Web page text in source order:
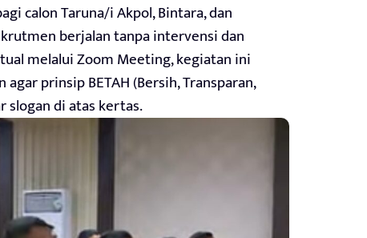
calon Taruna/i Akpol, Bintara, dan
berjalan tanpa intervensi dan
melalui Zoom Meeting, kegiatan ini
prinsip BETAH (Bersih, Transparan,
slogan di atas kertas.